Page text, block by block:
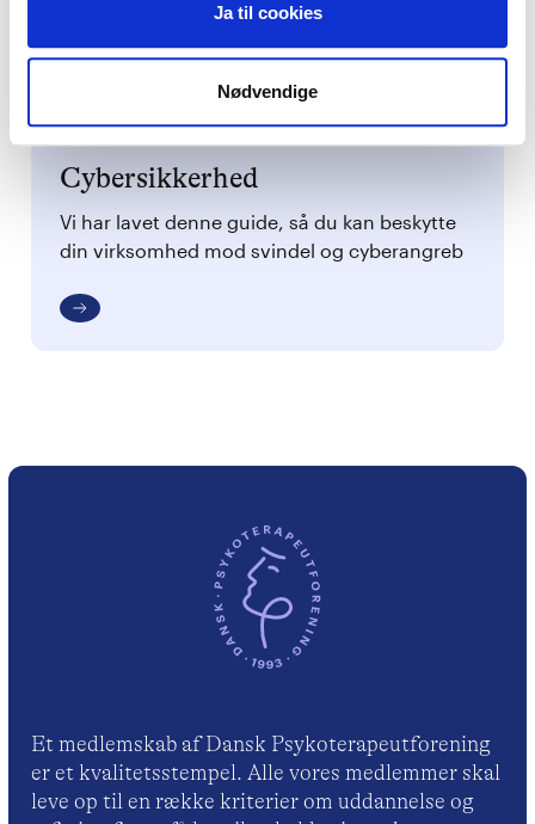
Ja til cookies
Nødvendige
Cybersikkerhed
Vi har lavet denne guide, så du kan beskytte
din virksomhed mod svindel og cyberangreb
Et medlemskab af Dansk Psykoterapeutforening
er et kvalitetsstempel. Alle vores medlemmer skal
leve op til en række kriterier om uddannelse og